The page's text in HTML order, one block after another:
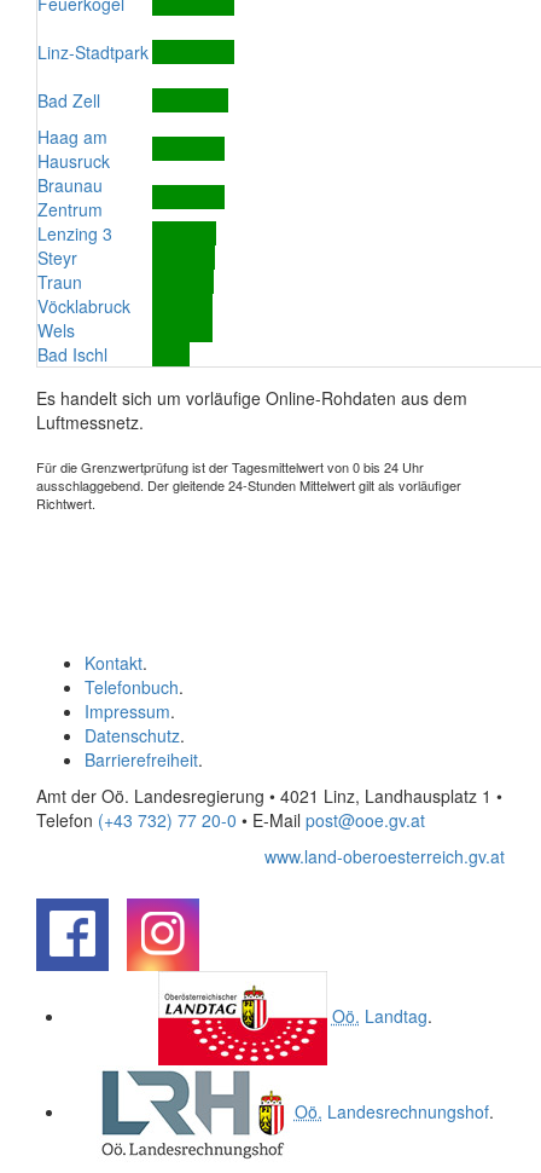
Linz-Stadtpark
Bad Zell
Haag am
Hausruck
Braunau
Zentrum
Lenzing 3
Steyr
Traun
Vöcklabruck
Wels
Bad Ischl
Es handelt sich um vorläufige Online-Rohdaten aus dem
Luftmessnetz.
Für die Grenzwertprüfung ist der Tagesmittelwert von 0 bis 24 Uhr
ausschlaggebend. Der gleitende 24-Stunden Mittelwert gilt als vorläufiger
Richtwert.
Kontakt.
Telefonbuch.
Impressum.
Datenschutz.
Barrierefreiheit.
Amt der Oö. Landesregierung • 4021 Linz, Landhausplatz 1 •
Telefon (+43 732) 77 20-0 • E-Mail post@ooe.gv.at
www.land-oberoesterreich.gv.at
Oö. Landtag.
Oö. Landesrechnungshof.